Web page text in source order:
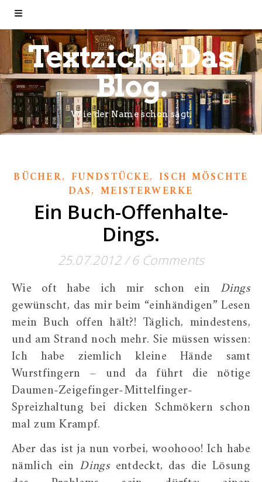
Textzicke. Das
Blog.
Wie der Name schon sagt.
BÜCHER,FUNDSTÜCKE,ISCH MÖSCHTE
DAS,MEISTERWERKE
Ein Buch-Offenhalte-
Dings.
25.07.2012/ 6 Comments
Wie oft habe ich mir schon ein Dings
gewünscht, das mir beim “einhändigen” Lesen
mein Buch offen hält?! Täglich, mindestens,
und am Strand noch mehr. Sie müssen wissen:
Ich habe ziemlich kleine Hände samt
Wurstfingern – und da führt die nötige
Daumen-Zeigefinger-Mittelfinger-
Spreizhaltung bei dicken Schmökern schon
mal zum Krampf.
Aber das ist ja nun vorbei, woohooo! Ich habe
nämlich ein Dingsentdeckt, das die Lösung